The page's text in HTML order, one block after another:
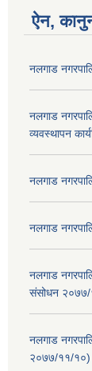
ऐन,
नलगाड
नलगाड
व्यवस्थापन
नलगाड
नलगाड
नलगाड
संसोधन
नलगाड
२०७७/११/१०)